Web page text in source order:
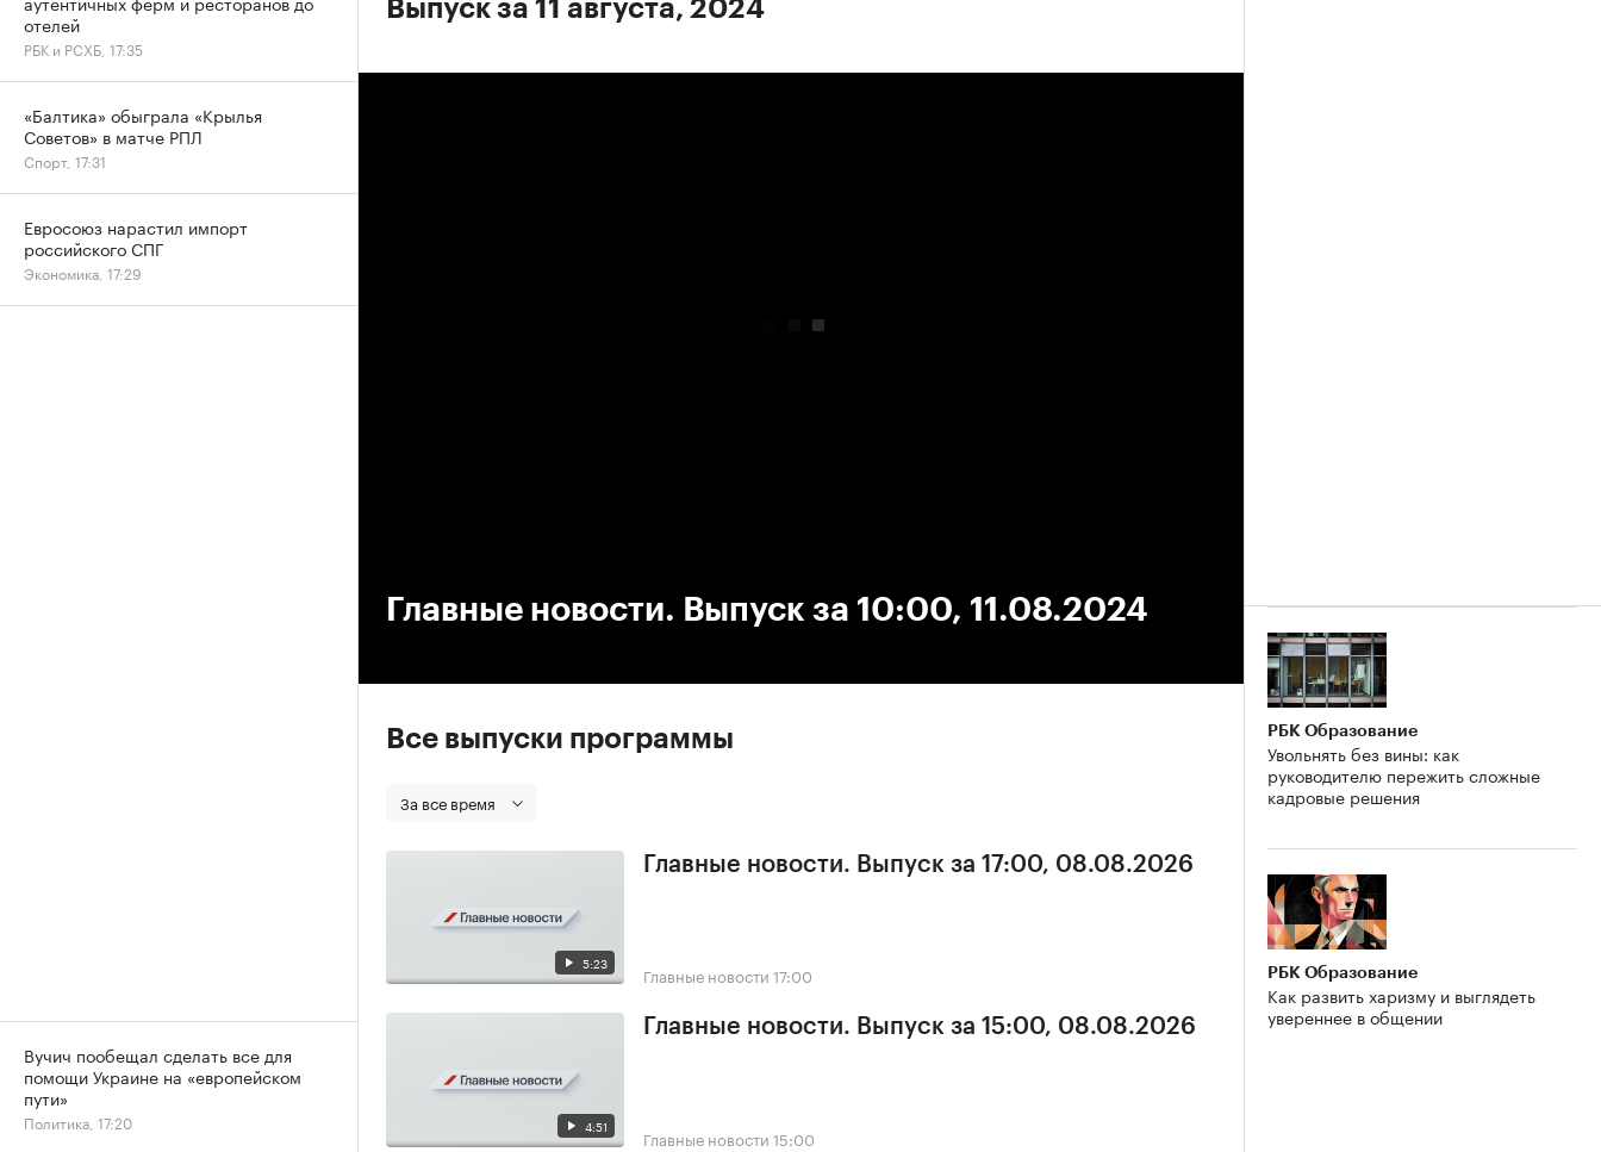
Выпуск за 11 августа, 2024
Главные новости. Выпуск за 10:00, 11.08.2024
Все выпуски программы
За все время
5:23
Главные новости. Выпуск за 17:00, 08.08.2026
Главные новости 17:00
4:51
Главные новости. Выпуск за 15:00, 08.08.2026
Главные новости 15:00
РБК Образование
Увольнять без вины: как
руководителю пережить сложные
кадровые решения
РБК Образование
Как развить харизму и выглядеть
увереннее в общении
отелей
РБК и РСХБ, 17:35
«Балтика» обыграла «Крылья
Советов» в матче РПЛ
Спорт, 17:31
Евросоюз нарастил импорт
российского СПГ
Экономика, 17:29
Вучич пообещал сделать все для
помощи Украине на «европейском
пути»
Политика, 17:20